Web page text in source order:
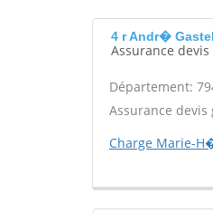
4 r Andr� Gastel
Assurance
Département:
Assurance
Charge Marie-